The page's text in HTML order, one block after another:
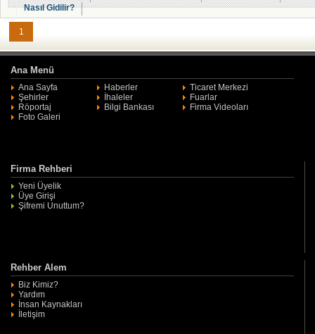
Nasıl Gidilir?
1
Ana Menü
Ana Sayfa Haberler
Ticaret Merkezi
Şehirler
İhaleler
Fuarlar
Röportaj
Bilgi Bankası
Firma Videoları
Foto Galeri
Firma Rehberi
Yeni Üyelik
Üye Girişi
Şifremi Unuttum?
Rehber Alem
Biz Kimiz?
Yardım
İnsan Kaynakları
İletişim